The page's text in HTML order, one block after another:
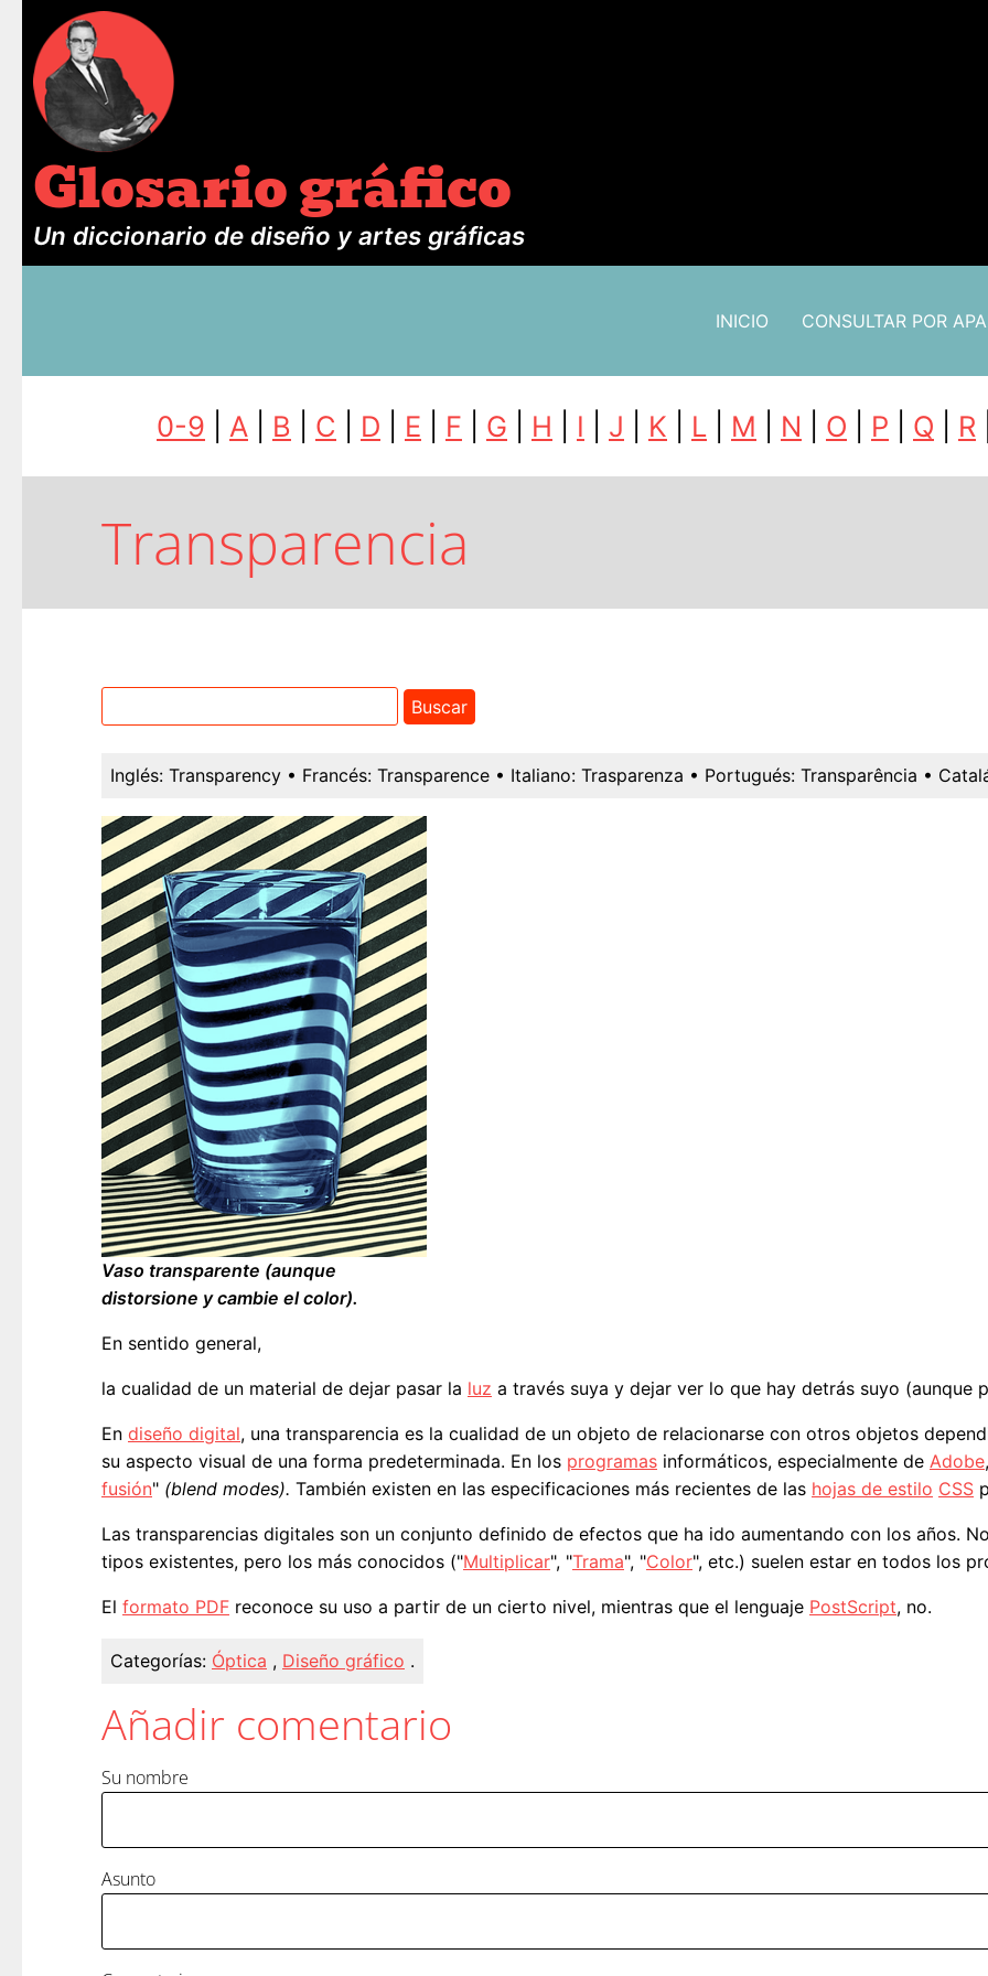
Glosario gráfico
Un diccionario de diseño y artes gráficas
INICIO CONSULTAR POR
0-9 A B C D E F G H I J K L M N O P Q R
Transparencia
Inglés: Transparency • Francés: Transparence • Italiano: Trasparenza • Portugués: Transparência •
Vaso transparente (aunque
distorsione y cambie el color).
En sentido general,
la cualidad de un material de dejar pasar la luz a través suya y dejar ver lo que hay detrás suyo (aunque
En diseño digital, una transparencia es la cualidad de un objeto de relacionarse con otros objetos
su aspecto visual de una forma predeterminada. En los programas informáticos, especialmente de Adobe
fusión" (blend modes). También existen en las especificaciones más recientes de las hojas de estilo CSS
Las transparencias digitales son un conjunto definido de efectos que ha ido aumentando con los años.
tipos existentes, pero los más conocidos ("Multiplicar", "Trama", "Color", etc.) suelen estar en todos los
El formato PDF reconoce su uso a partir de un cierto nivel, mientras que el lenguaje PostScript, no.
Categorías: Óptica , Diseño gráfico .
Añadir comentario
Su nombre
Asunto